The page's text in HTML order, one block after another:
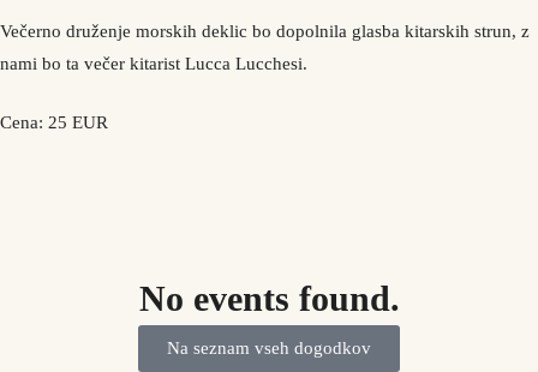
Večerno druženje morskih deklic bo dopolnila glasba kitarskih strun, z
nami bo ta večer kitarist Lucca Lucchesi.
Cena: 25 EUR
No events found.
Na seznam vseh dogodkov